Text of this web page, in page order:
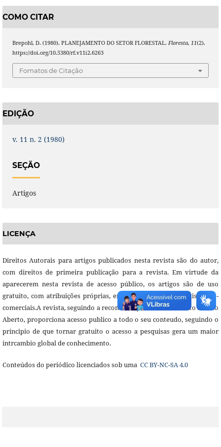
COMO CITAR
Brepohl, D. (1980). PLANEJAMENTO DO SETOR FLORESTAL. Floresta, 11(2).
https://doi.org/10.5380/rf.v11i2.6263
Fomatos de Citação
EDIÇÃO
v. 11 n. 2 (1980)
SEÇÃO
Artigos
LICENÇA
Direitos Autorais para artigos publicados nesta revista são do autor,
com direitos de primeira publicação para a revista. Em virtude da
aparecerem nesta revista de acesso público, os artigos são de uso
gratuito, com atribuições próprias, em aplicações educacionais e não-
comerciais.A revista, seguindo a recomendações do movimento Acesso
Aberto, proporciona acesso publico a todo o seu conteudo, seguindo o
principio de que tornar gratuito o acesso a pesquisas gera um maior
intrcambio global de conhecimento.
Conteúdos do periódico licenciados sob uma CC BY-NC-SA 4.0